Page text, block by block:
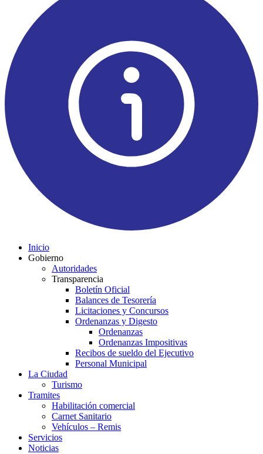
Inicio
Gobierno
Autoridades
Transparencia
Boletín Oficial
Balances de Tesorería
Licitaciones y Concursos
Ordenanzas y Digesto
Ordenanzas
Ordenanzas Impositivas
Recibos de sueldo del Ejecutivo
Personal Municipal
La Ciudad
Turismo
Tramites
Habilitación comercial
Carnet Sanitario
Vehículos – Remis
Servicios
Noticias